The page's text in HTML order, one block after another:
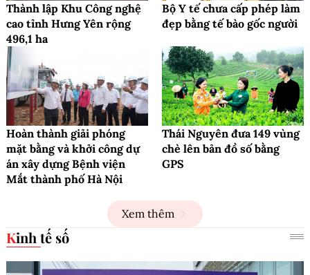
Thành lập Khu Công nghệ
cao tỉnh Hưng Yên rộng
496,1 ha
Bộ Y tế chưa cấp phép làm
đẹp bằng tế bào gốc người
Hoàn thành giải phóng
mặt bằng và khởi công dự
án xây dựng Bệnh viện
Mắt thành phố Hà Nội
Thái Nguyên đưa 149 vùng
chè lên bản đồ số bằng
GPS
Xem thêm
Kinh tế số